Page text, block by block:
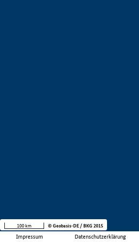
Impressum Datenschutzerklärung
100 km © Geobasis-DE / BKG 2015